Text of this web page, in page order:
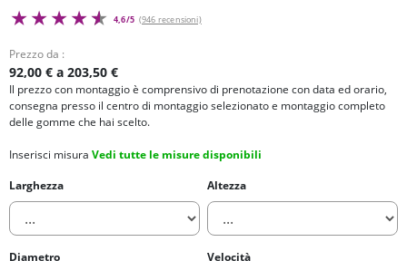
4,6/5 (946 recensioni)
Prezzo da :
92,00 € a 203,50 €
Il prezzo con montaggio è comprensivo di prenotazione con data ed orario,
consegna presso il centro di montaggio selezionato e montaggio completo
delle gomme che hai scelto.
Inserisci misura Vedi tutte le misure disponibili
Larghezza
Altezza
Diametro Velocità